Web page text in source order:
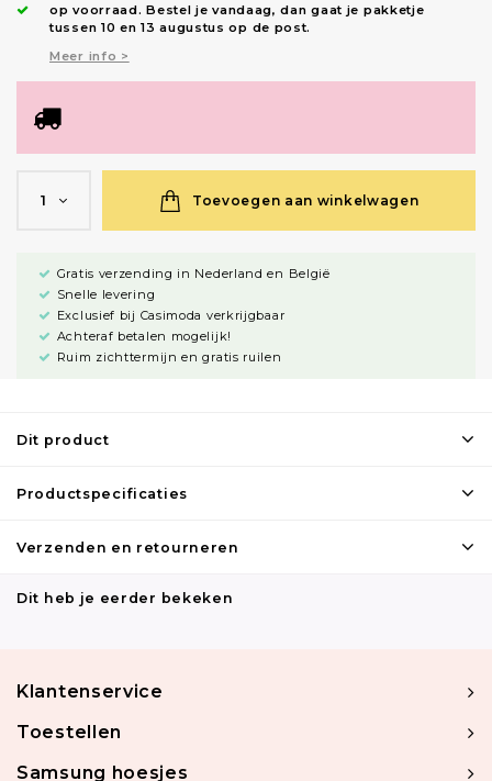
op voorraad.Bestel je vandaag, dan gaat je pakketje
tussen 10 en 13 augustus op de post.
Meer info >
1 Toevoegen aan winkelwagen
Gratis verzending in Nederland en België
Snelle levering
Exclusief bij Casimoda verkrijgbaar
Achteraf betalen mogelijk!
Ruim zichttermijn en gratis ruilen
Dit product
Productspecificaties
Verzenden en retourneren
Dit heb je eerder bekeken
Klantenservice
Toestellen
Samsung hoesjes